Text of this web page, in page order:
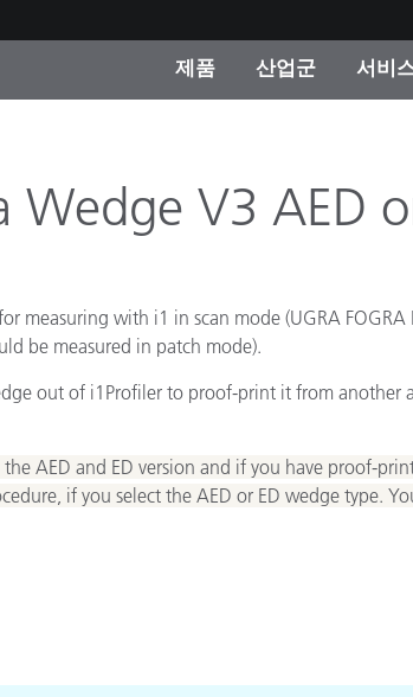
제품
진행중인 프로
산업군
조사
식품 컬러 측정
소비자 가전제
서비
Center
인기 다운로드
Wedge V3 AED
measuring with i1 in scan mode (UGRA
be measured in patch mode).
out of i1Profiler to proof-print it from
AED and ED version and if you have proof-
if you select the AED or ED wedge type.